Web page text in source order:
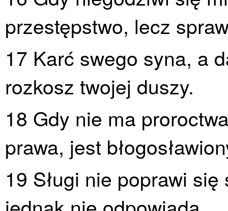
przestępstwo, lecz
17 Karć swego syna, a
rozkosz twojej duszy.
18 Gdy nie ma
prawa, jest
19 Sługi nie poprawi